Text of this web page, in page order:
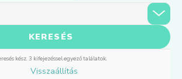
kész. 3 kifejezéssel egyező találatok.
Visszaállítás